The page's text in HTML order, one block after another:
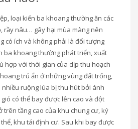
loại kiến ba khoang thường ăn các
rầy nâu… gây hại mùa màng nên
có ích và không phải là đối tượng
ba khoang thường phát triển, xuất
hợp với thời gian của dịp thu hoạch
trú ẩn ở những vùng đất trống,
nhiều ruộng lúa bị thu hút bởi ánh
có thể bay được lên cao và đột
trên tầng cao của khu chung cư, ký
khu tái định cư. Sau khi bay được